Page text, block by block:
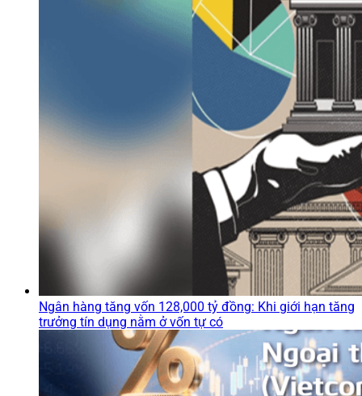
Ngân hàng tăng vốn 128,000 tỷ đồng: Khi giới hạn tăng
trưởng tín dụng nằm ở vốn tự có